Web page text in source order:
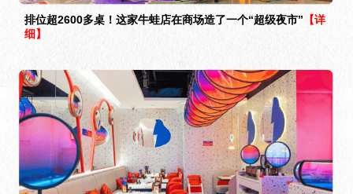
排位超2600多桌！这家牛蛙店在商场造了一个“超级夜市” 【详
细】